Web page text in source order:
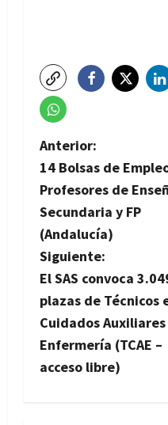
N
a
v
e
g
a
c
Anterior:
14 Bolsas de
Profesores de
Secundaria y FP
(Andalucía)
Siguiente:
El SAS convoca
plazas de Técnicos
Cuidados
Enfermería (TCAE –
acceso libre)